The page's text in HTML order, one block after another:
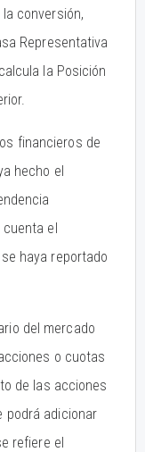
conversión,
Representativa
la Posición
financieros de
hecho el
cuenta el
haya reportado
del mercado
o cuotas
de las acciones
podrá adicionar
refiere el